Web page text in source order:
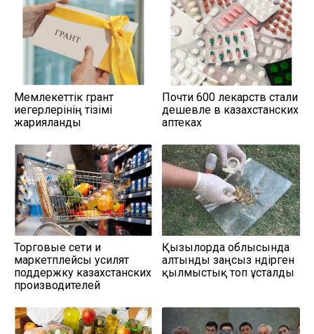
Мемлекеттік грант
иегерлерінің тізімі
жарияланды
Почти 600 лекарств стали
дешевле в казахстанских
аптеках
Торговые сети и
маркетплейсы усилят
поддержку казахстанских
производителей
Қызылорда облысында
алтынды заңсыз өндірген
қылмыстық топ ұсталды